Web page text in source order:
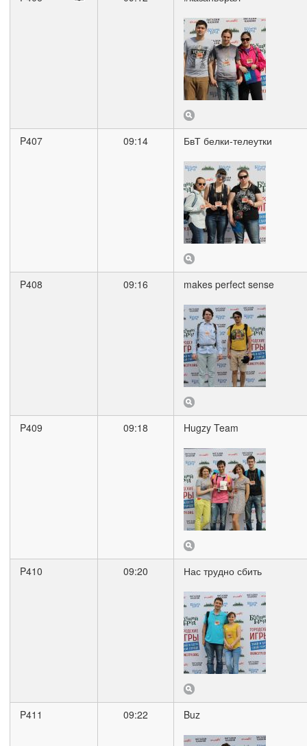
P407 09:14 БвТ белки-телеутки
P408 09:16 makes perfect sense
P409 09:18 Hugzy Team
P410 09:20 Нас трудно сбить
P411 09:22 Buz